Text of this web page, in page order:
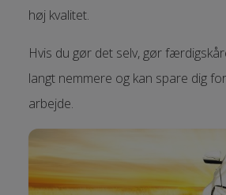
høj kvalitet.
Hvis du gør det selv, gør
langt nemmere og kan spare dig
arbejde.